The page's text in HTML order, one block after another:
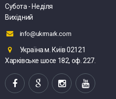
Субота - Неділя
Вихідний
info@ukrmark.com
Україна м. Київ 02121
Харківське шосе 182, оф. 227.